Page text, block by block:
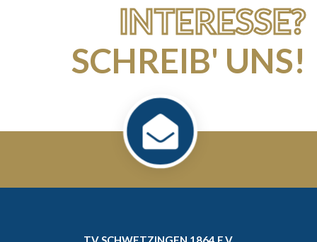
INTERESSE?
SCHREIB' UNS!